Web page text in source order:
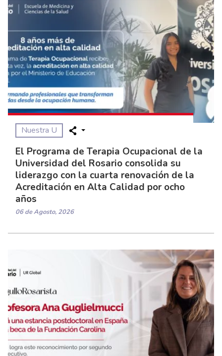
Nuestra U
El Programa de Terapia Ocupacional de la
Universidad del Rosario consolida su
liderazgo con la cuarta renovación de la
Acreditación en Alta Calidad por ocho
años
06 de Agosto, 2026